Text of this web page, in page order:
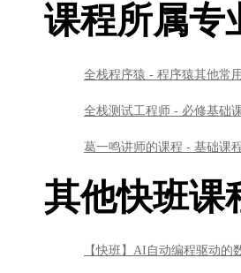
课程所属专
全栈程序猿 - 程序猿其他常
全栈测试工程师 - 必修基础
葛一鸣讲师的课程 - 基础课
其他快班课
【快班】AI自动编程驱动的